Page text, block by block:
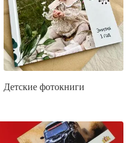
Детские фотокниги